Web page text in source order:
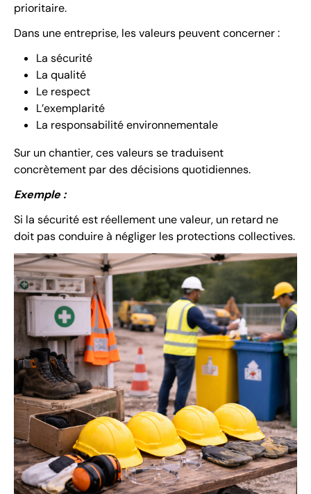
prioritaire.
Dans une entreprise, les valeurs peuvent concerner :
La sécurité
La qualité
Le respect
L’exemplarité
La responsabilité environnementale
Sur un chantier, ces valeurs se traduisent
concrètement par des décisions quotidiennes.
Exemple :
Si la sécurité est réellement une valeur, un retard ne
doit pas conduire à négliger les protections collectives.